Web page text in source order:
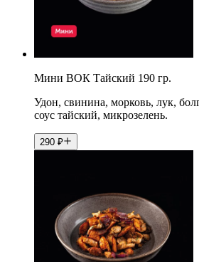
Мини ВОК Тайский 190 гр.
Удон, свинина, морковь, лук,
соус тайский, микрозелень.
290 ₽